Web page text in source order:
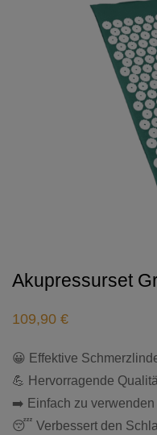
Akupressurset
109,90 €
😀 Effektive
💪 Hervorragende
➡️ Einfach zu
😴 Verbessert den